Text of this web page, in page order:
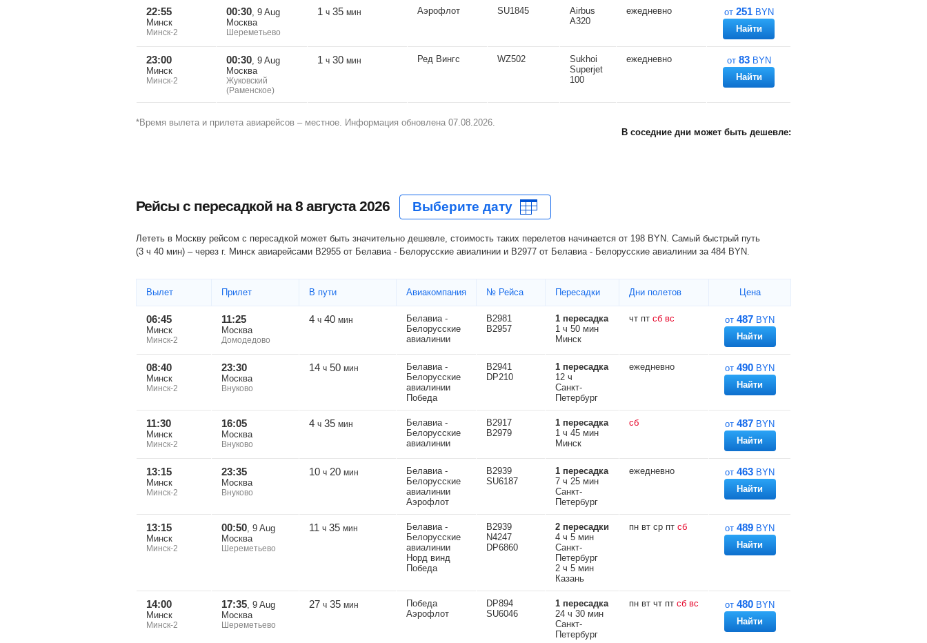
22:55
Минск
Минск-2
00:30, 9 Aug
Москва
Шереметьево
1 ч 35 мин Аэрофлот SU1845
Airbus
A320
ежедневно от 251 BYN
Найти
23:00
Минск
Минск-2
00:30, 9 Aug
Москва
Жуковский
(Раменское)
1 ч 30 мин Ред Вингс WZ502
Sukhoi
Superjet
100
ежедневно от 83 BYN
Найти
*Время вылета и прилета авиарейсов – местное. Информация обновлена 07.08.2026.
В соседние дни может быть дешевле:
Рейсы с пересадкой на8 августа 2026
Лететь в Москву рейсом с пересадкой может быть значительно дешевле, стоимость таких перелетов начинается от 198 BYN. Самый быстрый путь
(3 ч 40 мин) – через г. Минск авиарейсами B2955 от Белавиа - Белорусские авиалинии и B2977 от Белавиа - Белорусские авиалинии за 484 BYN.
Вылет Прилет В пути Авиакомпания № Рейса Пересадки Дни полетов Цена
06:45
Минск
Минск-2
11:25
Москва
Домодедово
4 ч 40 мин
Белавиа -
Белорусские
авиалинии
B2981
B2957
1 пересадка
1 ч 50 мин
Минск
чт пт сб вс от 487 BYN
Найти
08:40
Минск
Минск-2
23:30
Москва
Внуково
14 ч 50 мин
Белавиа -
Белорусские
авиалинии
Победа
B2941
DP210
1 пересадка
12 ч
Санкт-
Петербург
ежедневно от 490 BYN
Найти
11:30
Минск
Минск-2
16:05
Москва
Внуково
4 ч 35 мин
Белавиа -
Белорусские
авиалинии
B2917
B2979
1 пересадка
1 ч 45 мин
Минск
сб от 487 BYN
Найти
13:15
Минск
Минск-2
23:35
Москва
Внуково
10 ч 20 мин
Белавиа -
Белорусские
авиалинии
Аэрофлот
B2939
SU6187
1 пересадка
7 ч 25 мин
Санкт-
Петербург
ежедневно от 463 BYN
Найти
13:15
Минск
Минск-2
00:50, 9 Aug
Москва
Шереметьево
11 ч 35 мин
Белавиа -
Белорусские
авиалинии
Норд винд
Победа
B2939
N4247
DP6860
2 пересадки
4 ч 5 мин
Санкт-
Петербург
2 ч 5 мин
Казань
пн вт ср пт сб от 489 BYN
Найти
14:00
Минск
Минск-2
17:35, 9 Aug
Москва
Шереметьево
27 ч 35 мин
Победа
Аэрофлот
DP894
SU6046
1 пересадка
24 ч 30 мин
Санкт-
Петербург
пн вт чт пт сб вс от 480 BYN
Найти